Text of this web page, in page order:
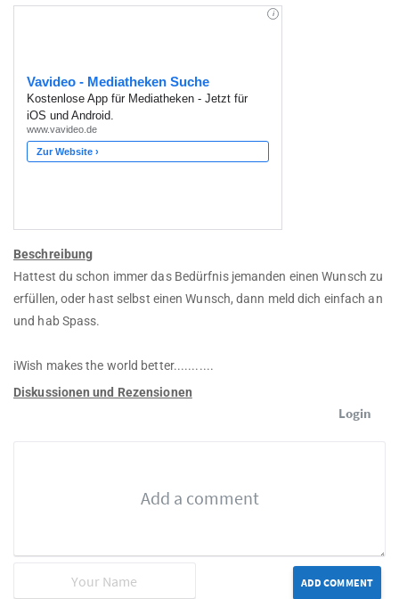
Beschreibung
Hattest du schon immer das Bedürfnis jemanden einen Wunsch zu
erfüllen, oder hast selbst einen Wunsch, dann meld dich einfach an
und hab Spass.
iWish makes the world better...........
Diskussionen und Rezensionen
Login
ADD COMMENT